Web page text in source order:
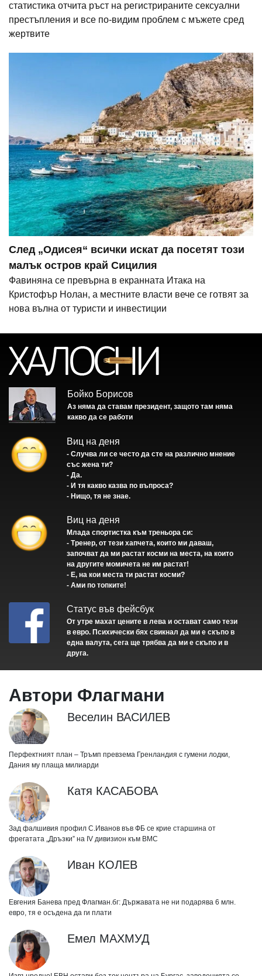
статистика отчита ръст на регистрираните сексуални
престъпления и все по-видим проблем с мъжете сред
жертвите
След „Одисея“ всички искат да посетят този
малък остров край Сицилия
Фавиняна се превърна в екранната Итака на
Кристофър Нолан, а местните власти вече се готвят за
нова вълна от туристи и инвестиции
Бойко Борисов
Аз няма да ставам президент, защото там няма
какво да се работи
Виц на деня
- Случва ли се често да сте на различно мнение
със жена ти?
- Да.
- И тя какво казва по въпроса?
- Нищо, тя не знае.
Виц на деня
Млада спортистка към треньора си:
- Тренер, от тези хапчета, които ми даваш,
започват да ми растат косми на места, на които
на другите момичета не им растат!
- Е, на кои места ти растат косми?
- Ами по топките!
Статус във фейсбук
От утре махат цените в лева и остават само тези
в евро. Психически бях свикнал да ми е скъпо в
една валута, сега ще трябва да ми е скъпо и в
друга.
Автори Флагмани
Веселин ВАСИЛЕВ
Перфектният план – Тръмп превзема Гренландия с гумени лодки,
Дания му плаща милиарди
Катя КАСАБОВА
Зад фалшивия профил С.Иванов във ФБ се крие старшина от
фрегатата „Дръзки” на IV дивизион към ВМС
Иван КОЛЕВ
Евгения Банева пред Флагман.бг: Държавата не ни подарява 6 млн.
евро, тя е осъдена да ги плати
Емел МАХМУД